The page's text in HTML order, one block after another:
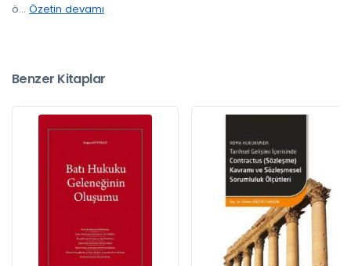
ö... Özetin devamı
Benzer Kitaplar